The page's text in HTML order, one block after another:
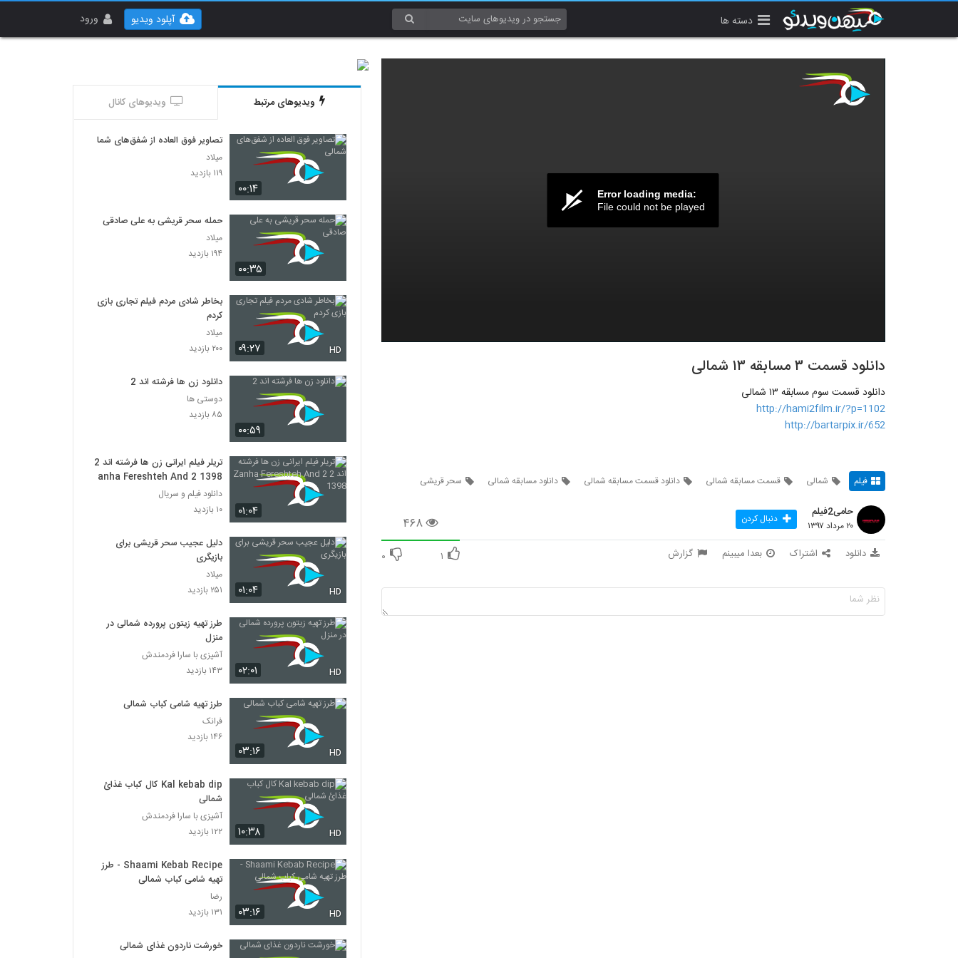
دسته ها ورود آپلود ویدیو
Error loading media:
File could not be played
دانلود قسمت ۳ مسابقه ۱۳ شمالی
دانلود قسمت سوم مسابقه ۱۳ شمالی
http://hami2film.ir/?p=1102
http://bartarpix.ir/652
فیلم شمالی قسمت مسابقه شمالی دانلود قسمت مسابقه شمالی دانلود مسابقه شمالی سحر قریشی
۴۶۸
حامی2فیلم
۲۰ مرداد ۱۳۹۷ دنبال کردن
دانلود اشتراک بعدا میبینم گزارش ۱ ۰
ویدیوهای مرتبط ویدیوهای کانال
۰۰:۱۴
تصاویر فوق العاده از شفق‌های شمالی
میلاد
۱۱۹ بازدید
۰۰:۳۵
حمله سحر قریشی به علی صادقی
میلاد
۱۹۴ بازدید
۰۹:۲۷ HD
بخاطر شادی مردم فیلم تجاری بازی
کردم
میلاد
۲۰۰ بازدید
۰۰:۵۹
دانلود زن ها فرشته اند 2
دوستی ها
۸۵ بازدید
۰۱:۰۴
تریلر فیلم ایرانی زن ها فرشته اند 2
Zanha Fereshteh And 2 1398
دانلود فیلم و سریال
۱۰ بازدید
۰۱:۰۴ HD
دلیل عجیب سحر قریشی برای
بازیگری
میلاد
۲۵۱ بازدید
۰۲:۰۱ HD
طرز تهیه زیتون پرورده شمالی در
منزل
آشپزی با سارا فردمندش
۱۴۳ بازدید
۰۳:۱۶ HD
طرز تهیه شامی کباب شمالی
فرانک
۱۴۶ بازدید
۱۰:۳۸ HD
Kal kebab dip كال كباب غذائ
شمالی
آشپزی با سارا فردمندش
۱۲۲ بازدید
۰۳:۱۶ HD
Shaami Kebab Recipe - طرز
تهیه شامی کباب شمالی
رضا
۱۳۱ بازدید
خورشت ناردون غذای شمالی